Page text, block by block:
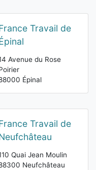
Travail de
Avenue du Rose
Épinal
Travail de
Quai Jean Moulin
Neufchâteau